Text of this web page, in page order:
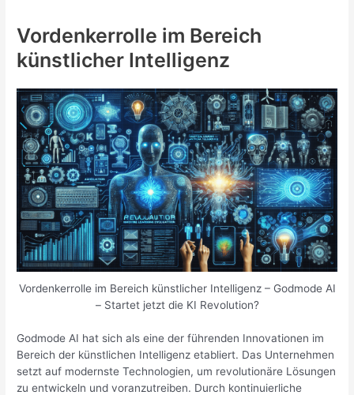
Vordenkerrolle im Bereich
künstlicher Intelligenz
Vordenkerrolle im Bereich künstlicher Intelligenz – Godmode AI
– Startet jetzt die KI Revolution?
Godmode AI hat sich als eine der führenden Innovationen im
Bereich der künstlichen Intelligenz etabliert. Das Unternehmen
setzt auf modernste Technologien, um revolutionäre Lösungen
zu entwickeln und voranzutreiben. Durch kontinuierliche